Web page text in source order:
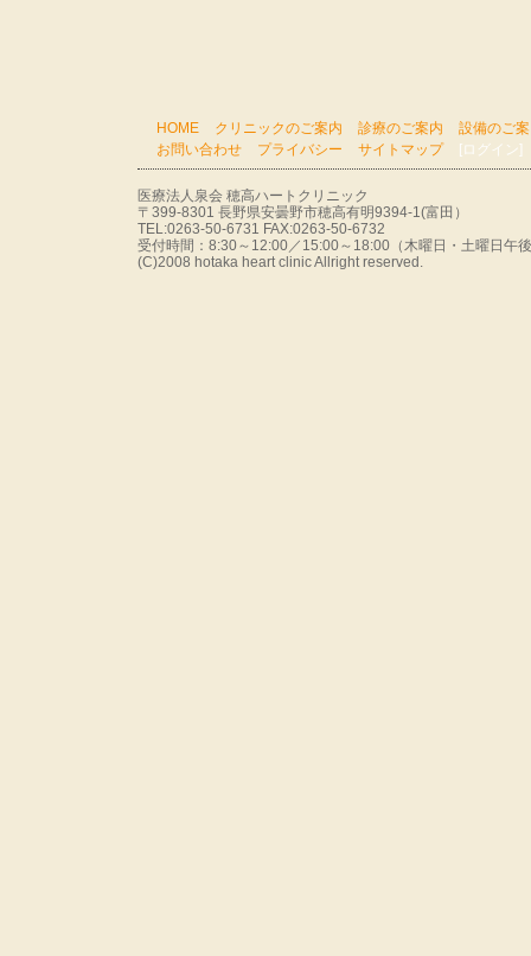
HOME クリニックのご案内 診療のご案内
設備のご
お問い合わせ
プライバシー サイトマップ [ログイン]
医療法人泉会 穂高ハートクリニック
〒399-8301 長野県安曇野市穂高有明9394-1(富田）
TEL:0263-50-6731 FAX:0263-50-6732
受付時間：8:30～12:00／15:00～18:00（木曜日・土曜日午
(C)2008 hotaka heart clinic Allright reserved.